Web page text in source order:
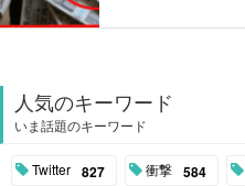
人気のキーワード
いま話題のキーワード
Twitter 827 衝撃 584